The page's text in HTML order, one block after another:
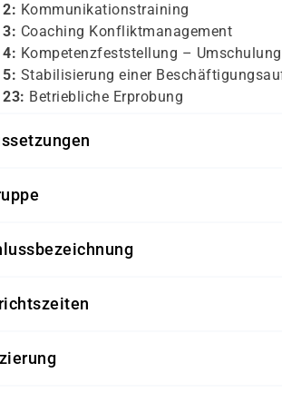
Kommunikationstraining
Coaching Konfliktmanagement
Kompetenzfeststellung – Umschulung
Stabilisierung einer
Betriebliche Erprobung
kompetente Begleitung auf diesem